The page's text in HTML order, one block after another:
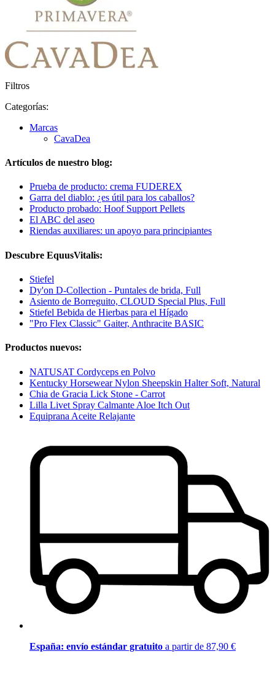
Filtros
Categorías:
Marcas
CavaDea
Artículos de nuestro blog:
Prueba de producto: crema FUDEREX
Garra del diablo: ¿es útil para los caballos?
Producto probado: Hoof Support Pellets
El ABC del aseo
Riendas auxiliares: un apoyo para principiantes
Descubre EquusVitalis:
Stiefel
Dy'on D-Collection - Puntales de brida, Full
Asiento de Borreguito, CLOUD Special Plus, Full
Stiefel Bebida de Hierbas para el Hígado
"Pro Flex Classic" Gaiter, Anthracite BASIC
Productos nuevos:
NATUSAT Cordyceps en Polvo
Kentucky Horsewear Nylon Sheepskin Halter Soft, Natural
Chia de Gracia Lick Stone - Carrot
Lilla Livet Spray Calmante Aloe Itch Out
Equiprana Aceite Relajante
España: envío estándar gratuito a partir de 87,90 €